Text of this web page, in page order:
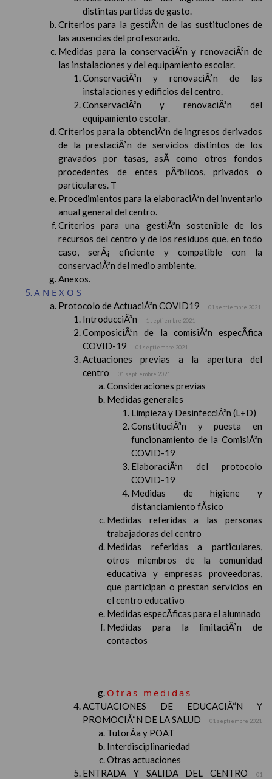
distintas partidas de gasto.
Criterios para la gestiÃ³n de las sustituciones de
las ausencias del profesorado.
Medidas para la conservaciÃ³n y renovaciÃ³n de
las instalaciones y del equipamiento escolar.
ConservaciÃ³n y renovaciÃ³n de las
instalaciones y edificios del centro.
ConservaciÃ³n y renovaciÃ³n del
equipamiento escolar.
Criterios para la obtenciÃ³n de ingresos derivados
de la prestaciÃ³n de servicios distintos de los
gravados por tasas, asÃ­ como otros fondos
procedentes de entes pÃºblicos, privados o
particulares. T
Procedimientos para la elaboraciÃ³n del inventario
anual general del centro.
Criterios para una gestiÃ³n sostenible de los
recursos del centro y de los residuos que, en todo
caso, serÃ¡ eficiente y compatible con la
conservaciÃ³n del medio ambiente.
Anexos.
ANEXOS
Protocolo de ActuaciÃ³n COVID19 01 septiembre 2021
IntroducciÃ³n 1 septiembre 2021
ComposiciÃ³n de la comisiÃ³n especÃ­fica
COVID-19
01 septiembre 2021
Actuaciones previas a la apertura del
centro
01 septiembre 2021
Consideraciones previas
Medidas generales
Limpieza y DesinfecciÃ³n (L+D)
ConstituciÃ³n y puesta en
funcionamiento de la ComisiÃ³n
COVID-19
ElaboraciÃ³n del protocolo
COVID-19
Medidas de higiene y
distanciamiento fÃ­sico
Medidas referidas a las personas
trabajadoras del centro
Medidas referidas a particulares,
otros miembros de la comunidad
educativa y empresas proveedoras,
que participan o prestan servicios en
el centro educativo
Medidas especÃ­ficas para el alumnado
Medidas para la limitaciÃ³n de
contactos
Otras medidas
ACTUACIONES DE EDUCACIÃ“N Y
PROMOCIÃ“N DE LA SALUD
01 septiembre 2021
TutorÃ­a y POAT
Interdisciplinariedad
Otras actuaciones
ENTRADA Y SALIDA DEL CENTRO
01